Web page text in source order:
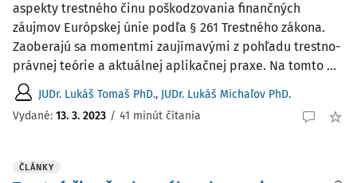
aspekty trestného činu poškodzovania finančných
záujmov Európskej únie podľa § 261 Trestného zákona.
Zaoberajú sa momentmi zaujímavými z pohľadu trestno-
právnej teórie a aktuálnej aplikačnej praxe. Na tomto ...
JUDr. Lukáš Tomaš PhD., JUDr. Lukáš Michaľov PhD.
Vydané: 13. 3. 2023 / 41 minút čítania
ČLÁNKY